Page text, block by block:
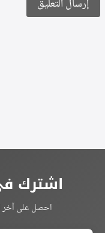
اشترك
احصل على آخر